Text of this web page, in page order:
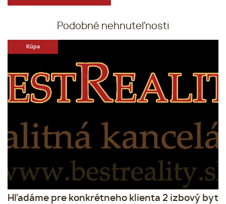
Podobné nehnuteľnosti
Kúpa
Hľadáme pre konkrétneho klienta 2 izbový byt